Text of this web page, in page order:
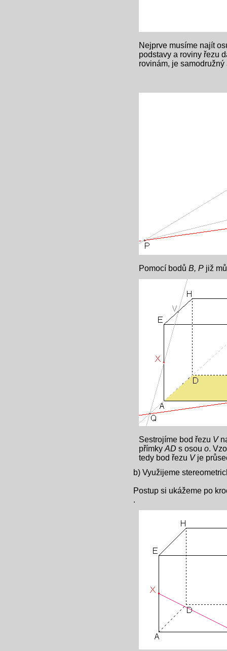
Nejprve musíme najít
podstavy a roviny řezu
rovinám, je
Pomocí bodů B, P již
Sestrojíme bod řezu V
přímky AD s osou o.
tedy bod řezu Vje
b) Využijeme
Postup si ukážeme po
.